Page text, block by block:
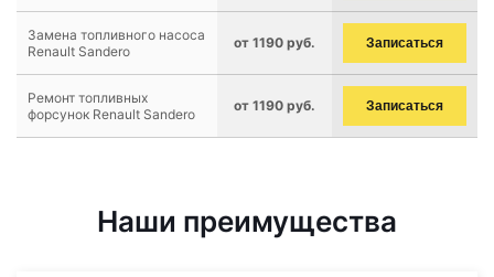
Замена топливного насоса
Renault Sandero
от 1190 руб. Записаться
Ремонт топливных
форсунок Renault Sandero
от 1190 руб. Записаться
Наши преимущества